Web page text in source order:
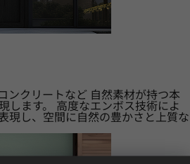
ンクリートなど 自然素材が持つ本
します。 高度なエンボス技術によ
現し、空間に自然の豊かさと上質な